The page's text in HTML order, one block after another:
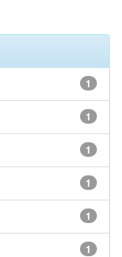
1
1
1
1
1
1